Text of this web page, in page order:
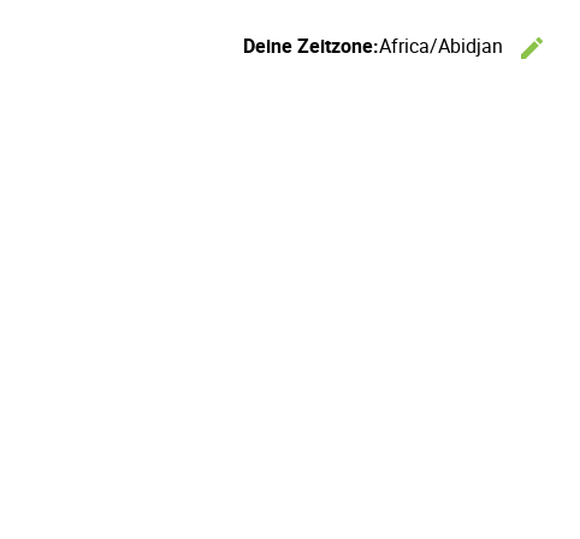
Deine Zeitzone:Africa/Abidjan
edit